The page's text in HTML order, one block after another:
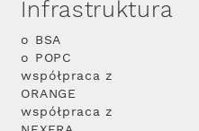
Infrastruktura
o BSA
o POPC
współpraca z
ORANGE
współpraca z